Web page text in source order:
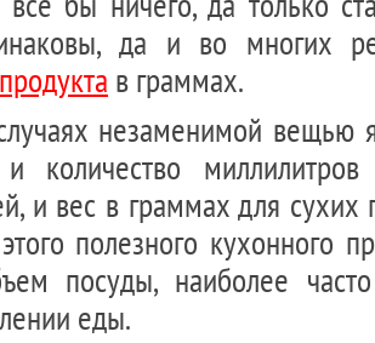
да и во многих
в граммах.
незаменимой вещью
количество
и вес в граммах для сухих
полезного кухонного
посуды, наиболее
еды.